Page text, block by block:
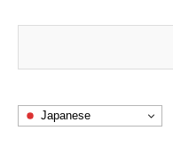
Japanese